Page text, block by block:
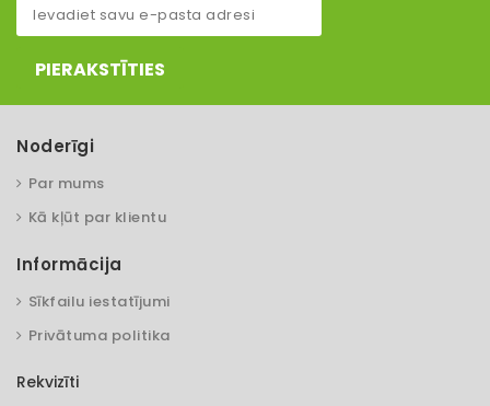
PIERAKSTĪTIES
Noderīgi
Par mums
Kā kļūt par klientu
Informācija
Sīkfailu iestatījumi
Privātuma politika
Rekvizīti